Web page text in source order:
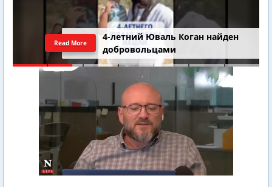
4-летний Юваль Коган найден
добровольцами
Read More